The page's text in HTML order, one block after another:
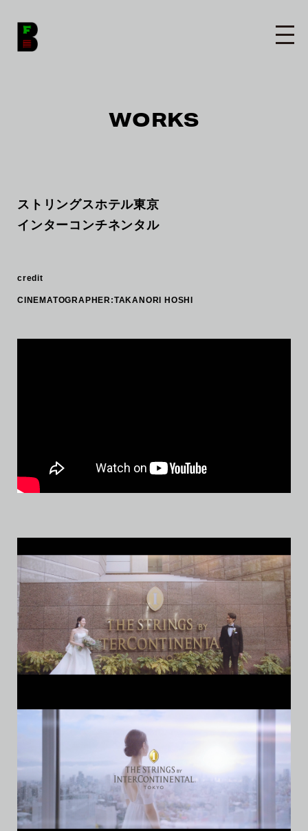
WORKS
ストリングスホテル東京
インターコンチネンタル
credit
CINEMATOGRAPHER:TAKANORI HOSHI